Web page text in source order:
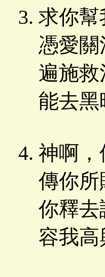
求你幫
憑愛
遍施
能去
神啊，
傳你所
你釋去
容我